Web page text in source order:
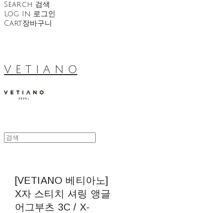
Search 검색
Log In 로그인
Cart장바구니
V E T I A N O
[VETIANO 베티아노]
X자 스티치 셔링 앵글
어그부츠 3C / X-